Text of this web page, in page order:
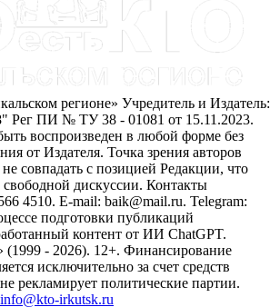
регионе» Учредитель и Издатель:
ПИ № ТУ 38 - 01081 от 15.11.2023.
воспроизведен в любой форме без
от Издателя. Точка зрения авторов
совпадать с позицией Редакции, что
свободной дискуссии. Контакты
4510. E-mail: baik@mail.ru. Telegram:
подготовки публикаций
контент от ИИ ChatGPT.
- 2026). 12+. Финансирование
исключительно за счет средств
рекламирует политические партии.
info@kto-irkutsk.ru